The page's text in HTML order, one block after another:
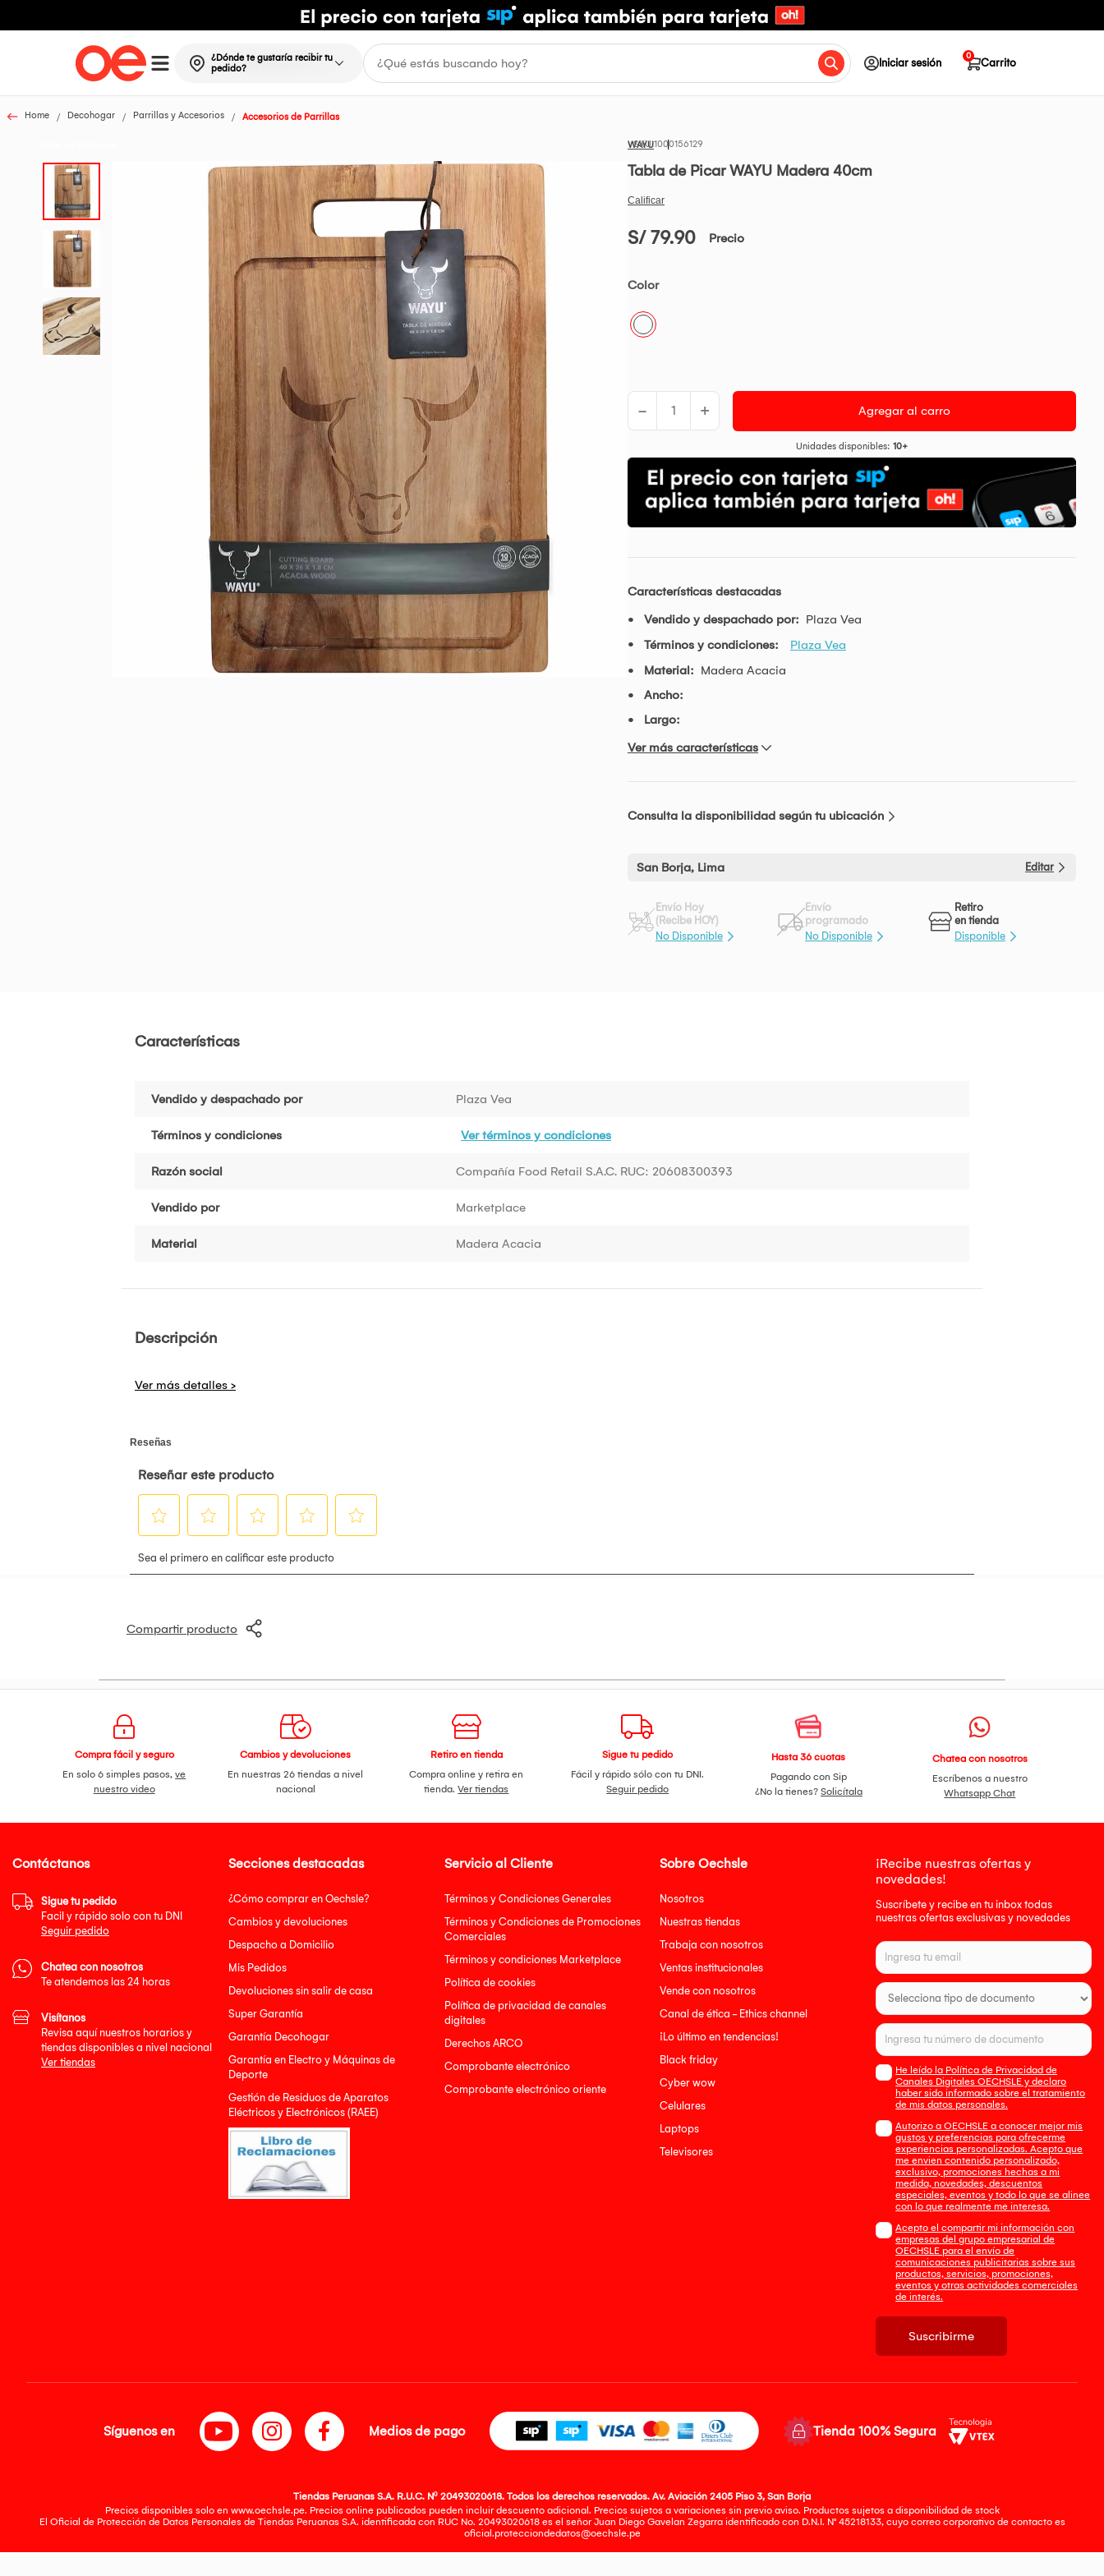
¿Dónde te gustaría recibir tu
pedido?
Iniciar sesión Carrito
0
Home Decohogar Parrillas y Accesorios Accesorios de Parrillas
WAYU1000156129
Tabla de Picar WAYU Madera 40cm
S/ 79.90 Precio
Color
- + Agregar al carro
Unidades disponibles: 10+
Características destacadas
Vendido y despachado por: Plaza Vea
Términos y condiciones:
Plaza Vea
Material: Madera Acacia
Ancho:
Largo:
Ver más características
Consulta la disponibilidad según tu ubicación
San Borja, Lima Editar
Envío Hoy
(Recibe HOY)
No Disponible
Envío
programado
No Disponible
Retiro
en tienda
Disponible
Características
Vendido y despachado por Plaza Vea
Términos y condiciones Ver términos y condiciones
Razón social Compañía Food Retail S.A.C. RUC: 20608300393
Vendido por Marketplace
Material Madera Acacia
Descripción
Compartir producto
Compra fácil y seguro
En solo 6 simples pasos,ve
nuestro video
Cambios y devoluciones
En nuestras 26 tiendas a nivel
nacional
Retiro en tienda
Compra online y retira en
tienda.Ver tiendas
Sigue tu pedido
Fácil y rápido sólo con tu DNI.
Seguir pedido
Hasta 36 cuotas
Pagando con Sip
¿No la tienes? Solicítala
Chatea con nosotros
Escríbenos a nuestro
Whatsapp Chat
Secciones destacadas
¿Cómo comprar en Oechsle?
Cambios y devoluciones
Despacho a Domicilio
Mis Pedidos
Devoluciones sin salir de casa
Super Garantía
Garantía Decohogar
Garantía en Electro y Máquinas de
Deporte
Gestión de Residuos de Aparatos
Eléctricos y Electrónicos (RAEE)
Servicio al Cliente
Términos y Condiciones Generales
Términos y Condiciones de Promociones
Comerciales
Términos y condiciones Marketplace
Política de cookies
Política de privacidad de canales
digitales
Derechos ARCO
Comprobante electrónico
Comprobante electrónico oriente
Sobre Oechsle
Nosotros
Nuestras tiendas
Trabaja con nosotros
Ventas institucionales
Vende con nosotros
Canal de ética - Ethics channel
¡Lo último en tendencias!
Black friday
Cyber wow
Celulares
Laptops
Televisores
¡Recibe nuestras ofertas y
novedades!
Suscríbete y recibe en tu inbox todas
nuestras ofertas exclusivas y novedades
He leído la Política de Privacidad de
Canales Digitales OECHSLE y declaro
haber sido informado sobre el tratamiento
de mis datos personales.
Autorizo a OECHSLE a conocer mejor mis
gustos y preferencias para ofrecerme
experiencias personalizadas. Acepto que
me envien contenido personalizado,
exclusivo, promociones hechas a mi
medida, novedades, descuentos
especiales, eventos y todo lo que se alinee
con lo que realmente me interesa.
Acepto el compartir mi información con
empresas del grupo empresarial de
OECHSLE para el envío de
comunicaciones publicitarias sobre sus
productos, servicios, promociones,
eventos y otras actividades comerciales
de interés.
Suscribirme
Contáctanos
Sigue tu pedido
Facil y rápido solo con tu DNI
Seguir pedido
Chatea con nosotros
Te atendemos las 24 horas
Visítanos
Revisa aquí nuestros horarios y
tiendas disponibles a nivel nacional
Ver tiendas
Síguenos en Medios de pago Tienda 100% Segura
Tiendas Peruanas S.A. R.U.C. Nº 20493020618. Todos los derechos reservados. Av. Aviación 2405 Piso 3, San Borja
Precios disponibles solo en www.oechsle.pe. Precios online publicados pueden incluir descuento adicional. Precios sujetos a variaciones sin previo aviso. Productos sujetos a disponibilidad de stock
El Oficial de Protección de Datos Personales de Tiendas Peruanas S.A. identificada con RUC No. 20493020618 es el señor Juan Diego Gavelan Zegarra identificado con D.N.I. N° 45218133, cuyo correo corporativo de contacto es
oficial.protecciondedatos@oechsle.pe